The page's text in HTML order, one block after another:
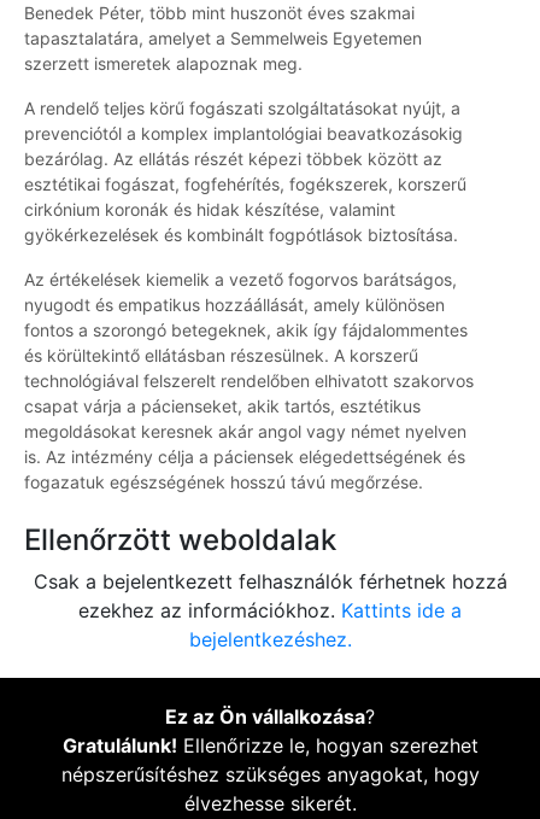
Benedek Péter, több mint huszonöt éves szakmai
tapasztalatára, amelyet a Semmelweis Egyetemen
szerzett ismeretek alapoznak meg.
A rendelő teljes körű fogászati szolgáltatásokat nyújt, a
prevenciótól a komplex implantológiai beavatkozásokig
bezárólag. Az ellátás részét képezi többek között az
esztétikai fogászat, fogfehérítés, fogékszerek, korszerű
cirkónium koronák és hidak készítése, valamint
gyökérkezelések és kombinált fogpótlások biztosítása.
Az értékelések kiemelik a vezető fogorvos barátságos,
nyugodt és empatikus hozzáállását, amely különösen
fontos a szorongó betegeknek, akik így fájdalommentes
és körültekintő ellátásban részesülnek. A korszerű
technológiával felszerelt rendelőben elhivatott szakorvos
csapat várja a pácienseket, akik tartós, esztétikus
megoldásokat keresnek akár angol vagy német nyelven
is. Az intézmény célja a páciensek elégedettségének és
fogazatuk egészségének hosszú távú megőrzése.
Ellenőrzött weboldalak
Csak a bejelentkezett felhasználók férhetnek hozzá
ezekhez az információkhoz. Kattints ide a
bejelentkezéshez.
Ez az Ön vállalkozása?
Gratulálunk! Ellenőrizze le, hogyan szerezhet
népszerűsítéshez szükséges anyagokat, hogy
élvezhesse sikerét.